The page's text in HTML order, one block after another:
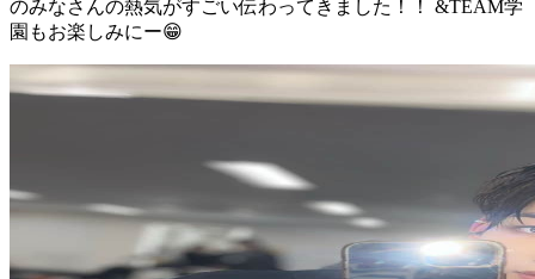
のみなさんの熱気がすごい伝わってきました！！ &TEAM学
園もお楽しみにー😁